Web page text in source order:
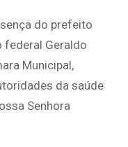
do prefeito
federal Geraldo
Municipal,
da saúde
Senhora